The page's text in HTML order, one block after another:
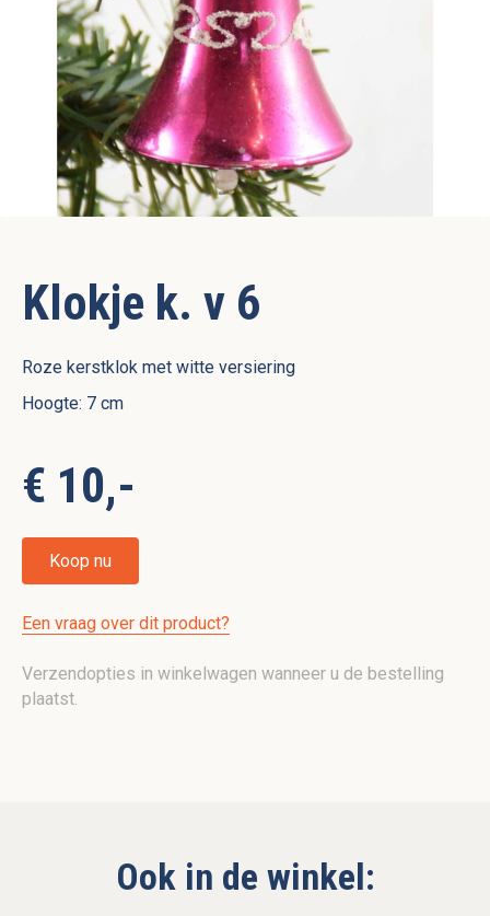
Klokje k. v 6
Roze kerstklok met witte versiering
Hoogte: 7 cm
€ 10,-
Koop nu
Een vraag over dit product?
Verzendopties in winkelwagen wanneer u de bestelling
plaatst.
Ook in de winkel: